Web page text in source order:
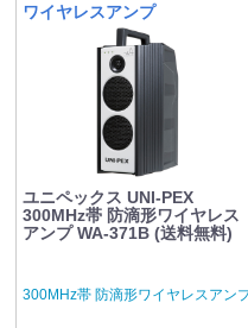
ワイヤレスアンプ
ユニペックス UNI-PEX
300MHz帯 防滴形ワイヤレス
アンプ WA-371B (送料無料)
300MHz帯 防滴形ワイヤレスアン